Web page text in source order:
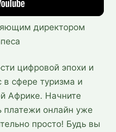
директором
цифровой эпохи и
в сфере туризма и
Африке. Начните
платежи онлайн уже
просто! Будь вы